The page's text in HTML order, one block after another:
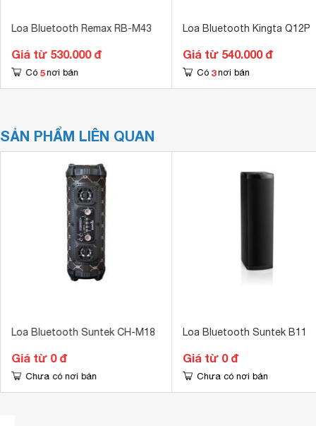
Loa Bluetooth Remax RB-M43
Giá từ 530.000 đ
Có 5 nơi bán
Loa Bluetooth Kingta Q12P
Giá từ 540.000 đ
Có 3 nơi bán
SẢN PHẨM LIÊN QUAN
Loa Bluetooth Suntek CH-M18
Giá từ 0 đ
Chưa có nơi bán
Loa Bluetooth Suntek B11
Giá từ 0 đ
Chưa có nơi bán